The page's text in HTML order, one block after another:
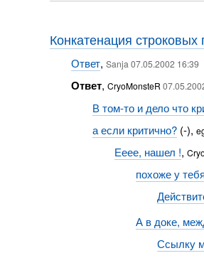
Конкатенация
Ответ, Sanja 07.05.2002 16:39
Ответ, CryoMonsteR
В том-то и дело что
а если критично? (-),
Ееее, нашел !,
похоже у
А в доке,
Ссылку